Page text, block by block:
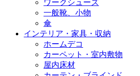
ワークシューズ
一般靴、小物
傘
インテリア・家具・収納
ホームデコ
カーペット・室内敷物
屋内床材